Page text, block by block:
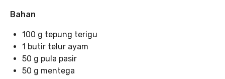
Bahan
100 g tepung terigu
1 butir telur ayam
50 g pula pasir
50 g mentega